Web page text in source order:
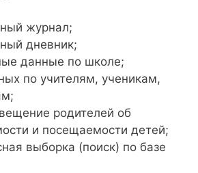
журнал;
дневник;
данные по школе;
по учителям, ученикам,
родителей об
и посещаемости детей;
выборка (поиск) по базе